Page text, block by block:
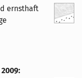
ernsthaft
: